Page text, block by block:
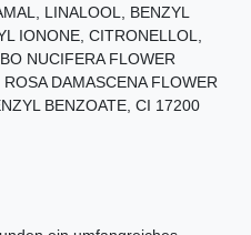
LINALOOL, BENZYL
IONONE, CITRONELLOL,
NUCIFERA FLOWER
DAMASCENA FLOWER
BENZOATE, CI 17200